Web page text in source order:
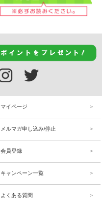
マイページ
メルマガ申し込み/停止
会員登録
キャンペーン一覧
よくある質問